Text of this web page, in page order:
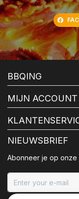
BBQING
MIJN ACCOUNT
NIEUWSBRIEF
Abonneer je op